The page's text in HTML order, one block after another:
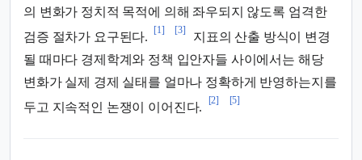
의 변화가 정치적 목적에 의해 좌우되지 않도록 엄격한
검증 절차가 요구된다.
[1] [3]
지표의 산출 방식이 변경
될 때마다 경제학계와 정책 입안자들 사이에서는 해당
변화가 실제 경제 실태를 얼마나 정확하게 반영하는지를
두고 지속적인 논쟁이 이어진다.
[2] [5]